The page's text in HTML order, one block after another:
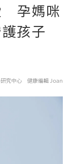
孕媽咪
孩子
研究中心 健康編輯 Joan